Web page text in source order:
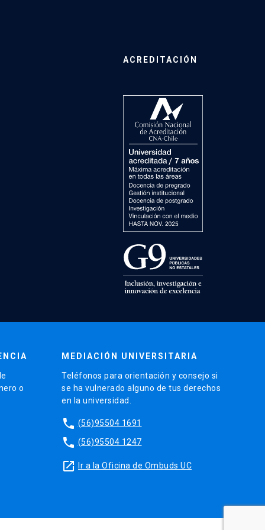
ACREDITACIÓN
o
MEDIACIÓN UNIVERSITARIA
Teléfonos para orientación y consejo si
se ha vulnerado alguno de tus derechos
en la universidad.
phone (56)95504 1691
phone (56)95504 1247
launch Ir a la Oficina de Ombuds UC